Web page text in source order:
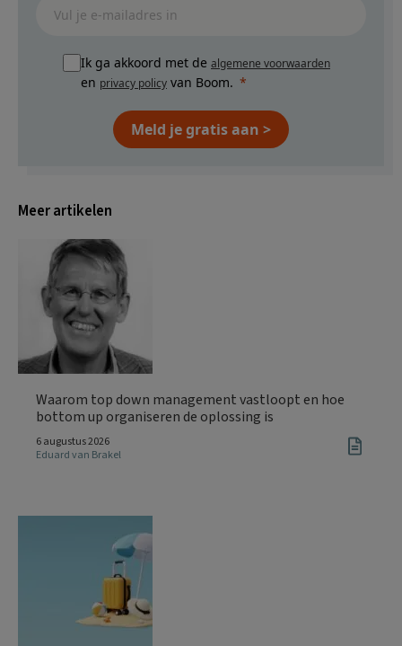
Ik ga akkoord met de algemene voorwaarden
en privacy policy van Boom.
Meld je gratis aan >
Meer artikelen
Waarom top down management vastloopt en hoe
bottom up organiseren de oplossing is
6 augustus 2026
Eduard van Brakel